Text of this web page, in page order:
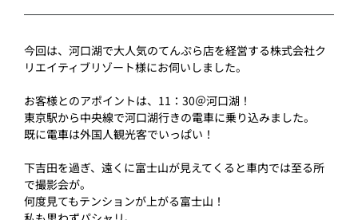
今回は、河口湖で大人気のてんぷら店を経営する株式会社ク
リエイティブリゾート様にお伺いしました。
お客様とのアポイントは、11：30＠河口湖！
東京駅から中央線で河口湖行きの電車に乗り込みました。
既に電車は外国人観光客でいっぱい！
下吉田を過ぎ、遠くに富士山が見えてくると車内では至る所
で撮影会が。
何度見てもテンションが上がる富士山！